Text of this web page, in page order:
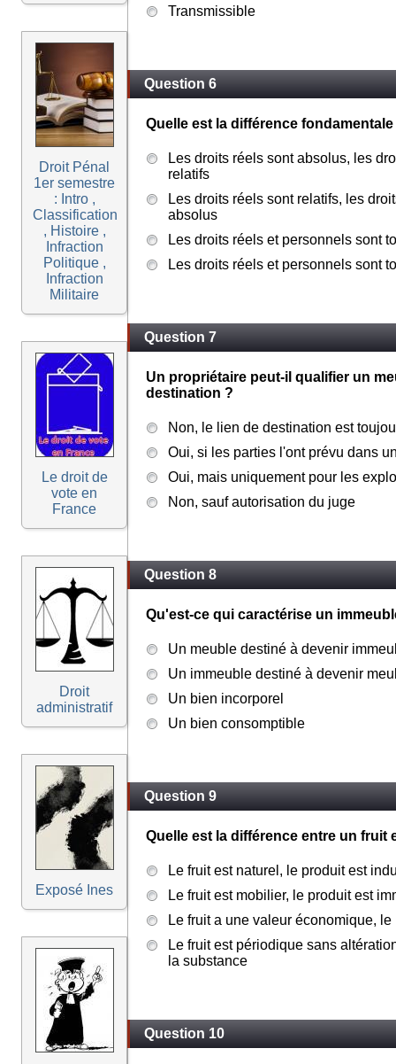
Droit Pénal
1er semestre
: Intro ,
Classification
, Histoire ,
Infraction
Politique ,
Infraction
Militaire
Le droit de
vote en
France
Droit
administratif
Exposé Ines
Transmissible
Question 6
Quelle est la différence
Les droits réels sont absolus, les
relatifs
Les droits réels sont relatifs, les
absolus
Les droits réels et personnels sont
Les droits réels et personnels sont
Question 7
Un propriétaire peut-il qualifier un
destination ?
Non, le lien de destination est
Oui, si les parties l'ont prévu dans
Oui, mais uniquement pour les
Non, sauf autorisation du juge
Question 8
Qu'est-ce qui caractérise un
Un meuble destiné à devenir
Un immeuble destiné à devenir
Un bien incorporel
Un bien consomptible
Question 9
Quelle est la différence entre un fruit
Le fruit est naturel, le produit est
Le fruit est mobilier, le produit est
Le fruit a une valeur économique,
Le fruit est périodique sans
la substance
Question 10